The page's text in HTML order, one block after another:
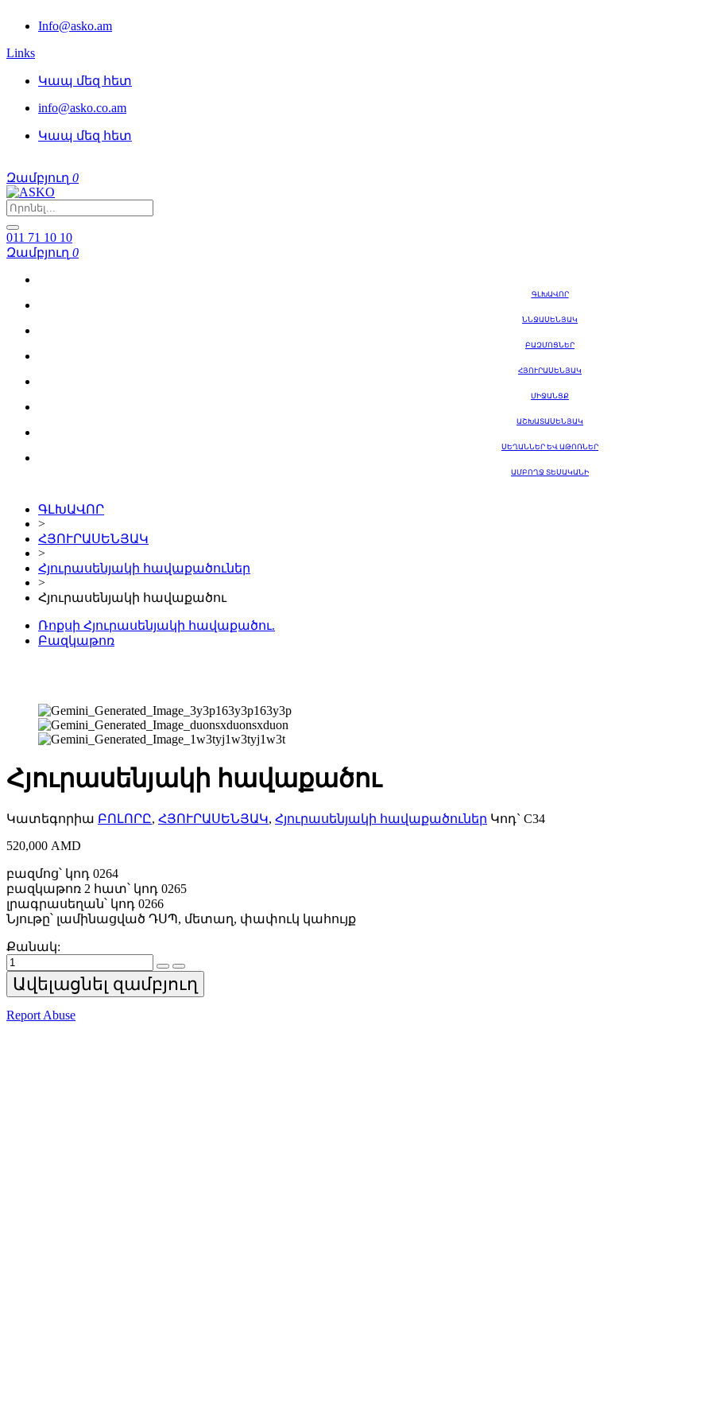
Info@asko.am
Links
Կապ մեզ հետ
info@asko.co.am
Կապ մեզ հետ
Զամբյուղ 0
011 71 10 10
Զամբյուղ 0
ԳԼԽԱՎՈՐ
ՆՆՋԱՍԵՆՅԱԿ
ԲԱԶՄՈՑՆԵՐ
ՀՅՈՒՐԱՍԵՆՅԱԿ
ՄԻՋԱՆՑՔ
ԱՇԽԱՏԱՍԵՆՅԱԿ
ՍԵՂԱՆՆԵՐ ԵՎ ԱԹՈՌՆԵՐ
ԱՄԲՈՂՋ ՏԵՍԱԿԱՆԻ
ԳԼԽԱՎՈՐ
>
ՀՅՈՒՐԱՍԵՆՅԱԿ
>
Հյուրասենյակի հավաքածուներ
>
Հյուրասենյակի հավաքածու
Ռոքսի Հյուրասենյակի հավաքածու.
Բազկաթոռ
Հյուրասենյակի հավաքածու
Կատեգորիա ԲՈԼՈՐԸ, ՀՅՈՒՐԱՍԵՆՅԱԿ, Հյուրասենյակի հավաքածուներ Կոդ` C34
520,000 AMD
բազմոց՝ կոդ 0264
բազկաթոռ 2 հատ՝ կոդ 0265
լրագրասեղան՝ կոդ 0266
Նյութը՝ լամինացված ԴՍՊ, մետաղ, փափուկ կահույք
Քանակ:
Հյուրասենյակի
հավաքածու
quantity
Ավելացնել զամբյուղ
Report Abuse